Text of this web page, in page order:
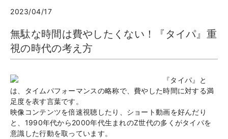
2023/04/17
無駄な時間は費やしたくない！『タイパ』重
視の時代の考え方
『タイパ』と
は、タイムパフォーマンスの略称で、費やした時間に対する満
足度を表す言葉です。
映像コンテンツを倍速視聴したり、ショート動画を好んだり
と、1990年代から2000年代生まれのZ世代の多くがタイパを
意識した行動を取っています。